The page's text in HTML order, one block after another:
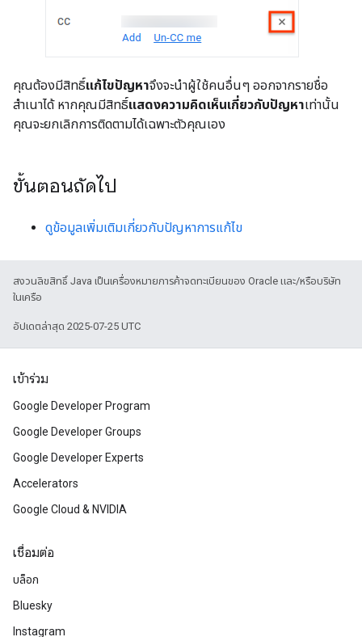
คุณต้องมีสิทธิ์แก้ไขปัญหาจึงจะนำผู้ใช้คนอื่นๆ ออกจากรายชื่อ
สำเนาได้ หากคุณมีสิทธิ์แสดงความคิดเห็นเกี่ยวกับปัญหาเท่านั้น
คุณจะยกเลิกการติดตามได้เฉพาะตัวคุณเอง
ขั้นตอนถัดไป
ดูข้อมูลเพิ่มเติมเกี่ยวกับปัญหาการแก้ไข
สงวนลิขสิทธิ์ Java เป็นเครื่องหมายการค้าจดทะเบียนของ Oracle และ/หรือบริษัท
ในเครือ
อัปเดตล่าสุด 2025-07-25 UTC
เข้าร่วม
Google Developer Program
Google Developer Groups
Google Developer Experts
Accelerators
Google Cloud & NVIDIA
เชื่อมต่อ
บล็อก
Bluesky
Instagram